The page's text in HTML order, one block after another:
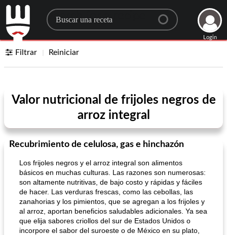
Search for a recipe
Login
Filtrar Reiniciar
Valor nutricional de frijoles negros de
arroz integral
Recubrimiento de celulosa, gas e hinchazón
Los frijoles negros y el arroz integral son alimentos
básicos en muchas culturas. Las razones son numerosas:
son altamente nutritivas, de bajo costo y rápidas y fáciles
de hacer. Las verduras frescas, como las cebollas, las
zanahorias y los pimientos, que se agregan a los frijoles y
al arroz, aportan beneficios saludables adicionales. Ya sea
que elija sabores criollos del sur de Estados Unidos o
incorpore el sabor del suroeste o de México en su plato,